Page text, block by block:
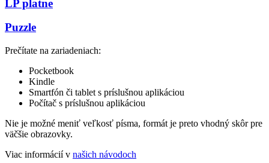
LP platne
Puzzle
Prečítate na zariadeniach:
Pocketbook
Kindle
Smartfón či tablet s príslušnou aplikáciou
Počítač s príslušnou aplikáciou
Nie je možné meniť veľkosť písma, formát je preto vhodný skôr pre
väčšie obrazovky.
Viac informácií v našich návodoch